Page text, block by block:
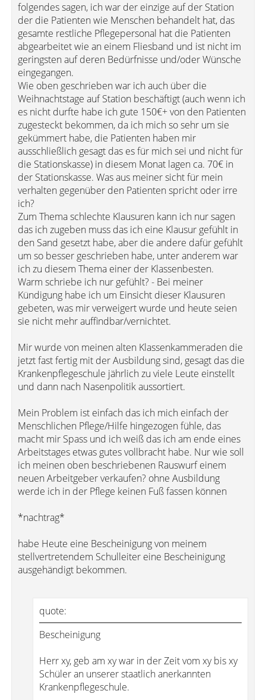
folgendes sagen, ich war der einzige auf der Station
der die Patienten wie Menschen behandelt hat, das
gesamte restliche Pflegepersonal hat die Patienten
abgearbeitet wie an einem Fliesband und ist nicht im
geringsten auf deren Bedürfnisse und/oder Wünsche
eingegangen.
Wie oben geschrieben war ich auch über die
Weihnachtstage auf Station beschäftigt (auch wenn ich
es nicht durfte habe ich gute 150€+ von den Patienten
zugesteckt bekommen, da ich mich so sehr um sie
gekümmert habe, die Patienten haben mir
ausschließlich gesagt das es für mich sei und nicht für
die Stationskasse) in diesem Monat lagen ca. 70€ in
der Stationskasse. Was aus meiner sicht für mein
verhalten gegenüber den Patienten spricht oder irre
ich?
Zum Thema schlechte Klausuren kann ich nur sagen
das ich zugeben muss das ich eine Klausur gefühlt in
den Sand gesetzt habe, aber die andere dafür gefühlt
um so besser geschrieben habe, unter anderem war
ich zu diesem Thema einer der Klassenbesten.
Warm schriebe ich nur gefühlt? - Bei meiner
Kündigung habe ich um Einsicht dieser Klausuren
gebeten, was mir verweigert wurde und heute seien
sie nicht mehr auffindbar/vernichtet.
Mir wurde von meinen alten Klassenkammeraden die
jetzt fast fertig mit der Ausbildung sind, gesagt das die
Krankenpflegeschule jährlich zu viele Leute einstellt
und dann nach Nasenpolitik aussortiert.
Mein Problem ist einfach das ich mich einfach der
Menschlichen Pflege/Hilfe hingezogen fühle, das
macht mir Spass und ich weiß das ich am ende eines
Arbeitstages etwas gutes vollbracht habe. Nur wie soll
ich meinen oben beschriebenen Rauswurf einem
neuen Arbeitgeber verkaufen? ohne Ausbildung
werde ich in der Pflege keinen Fuß fassen können
*nachtrag*
habe Heute eine Bescheinigung von meinem
stellvertretendem Schulleiter eine Bescheinigung
ausgehändigt bekommen.
quote:
Bescheinigung
Herr xy, geb am xy war in der Zeit vom xy bis xy
Schüler an unserer staatlich anerkannten
Krankenpflegeschule.